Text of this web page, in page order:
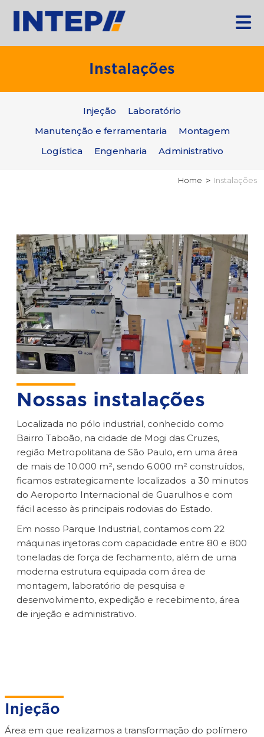
Instalações
Injeção
Laboratório
Manutenção e ferramentaria
Montagem
Logística
Engenharia Administrativo
Home Instalações
Nossas instalações
Localizada no pólo industrial, conhecido como
Bairro Taboão, na cidade de Mogi das Cruzes,
região Metropolitana de São Paulo, em uma área
de mais de 10.000 m², sendo 6.000 m² construídos,
ficamos estrategicamente localizados a 30 minutos
do Aeroporto Internacional de Guarulhos e com
fácil acesso às principais rodovias do Estado.
Em nosso Parque Industrial, contamos com 22
máquinas injetoras com capacidade entre 80 e 800
toneladas de força de fechamento, além de uma
moderna estrutura equipada com área de
montagem, laboratório de pesquisa e
desenvolvimento, expedição e recebimento, área
de injeção e administrativo.
Injeção
Área em que realizamos a transformação do polímero